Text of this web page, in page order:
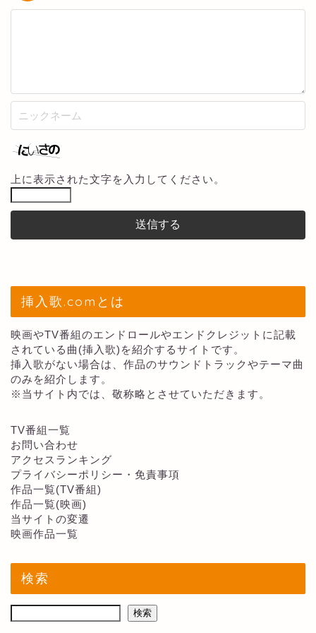
上に表示された文字を入力してください。
挿入歌.comとは
映画やTV番組のエンドロールやエンドクレジットに記載
されている曲(挿入歌)を紹介するサイトです。
挿入歌がない場合は、作品のサウンドトラックやテーマ曲
のみを紹介します。
※当サイト内では、敬称略とさせていただきます。
TV番組一覧
お問い合わせ
アクセスランキング
プライバシーポリシー・免責事項
作品一覧(TV番組)
作品一覧(映画)
当サイトの変遷
映画作品一覧
検索
検索